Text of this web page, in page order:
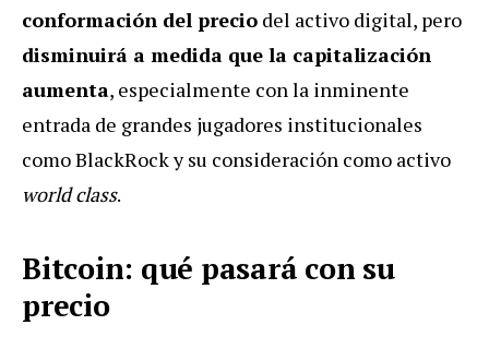
conformación del precio del activo digital, pero
disminuirá a medida que la capitalización
aumenta, especialmente con la inminente
entrada de grandes jugadores institucionales
como BlackRock y su consideración como activo
world class.
Bitcoin: qué pasará con su
precio